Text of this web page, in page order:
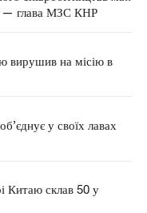
— глава МЗС КНР
вирушив на місію в
у своїх лавах
Китаю склав 50 у